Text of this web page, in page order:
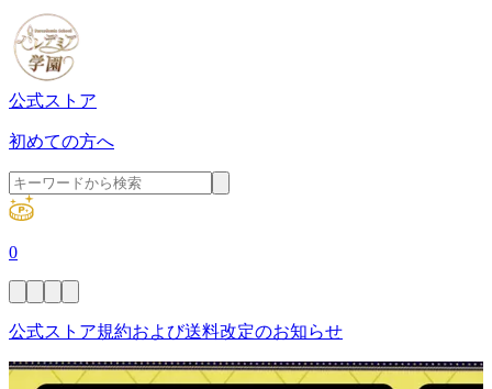
公式ストア
初めての方へ
0
公式ストア規約および送料改定のお知らせ